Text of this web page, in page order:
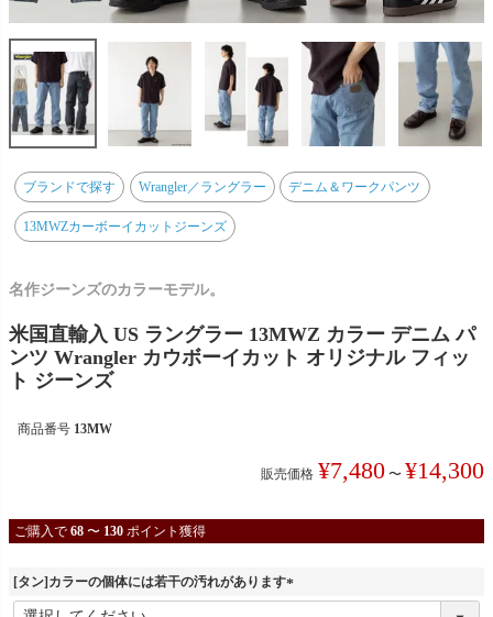
ブランドで探す Wrangler／ラングラー デニム＆ワークパンツ
13MWZカーボーイカットジーンズ
名作ジーンズのカラーモデル。
米国直輸入 US ラングラー 13MWZ カラー デニム パ
ンツ Wrangler カウボーイカット オリジナル フィッ
ト ジーンズ
商品番号 13MW
販売価格 ¥7,480 〜 ¥14,300
ご購入で 68 〜 130 ポイント獲得
[タン]カラーの個体には若干の汚れがあります
(